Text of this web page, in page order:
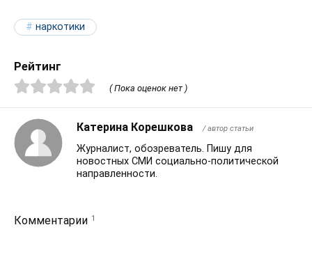
наркотики
Рейтинг
( Пока оценок нет )
Катерина Корешкова / автор статьи
Журналист, обозреватель. Пишу для
новостных СМИ социально-политической
направленности.
Комментарии 1